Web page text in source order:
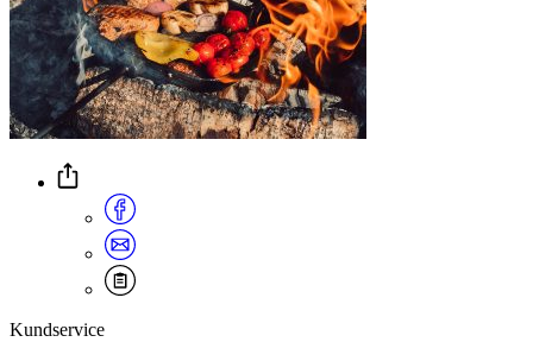
Kundservice